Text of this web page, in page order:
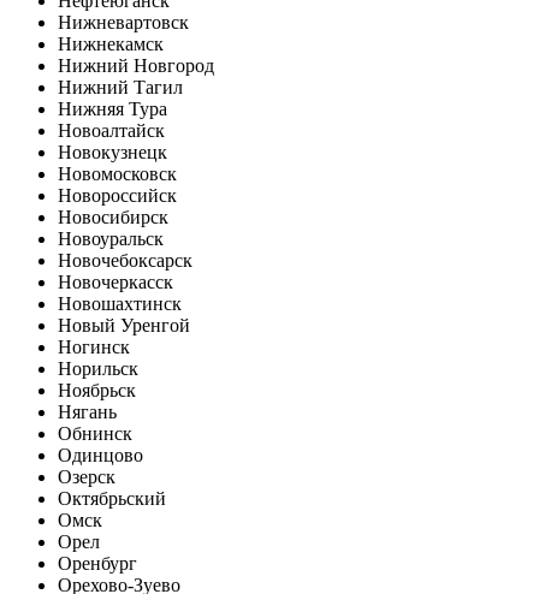
Нижневартовск
Нижнекамск
Нижний Новгород
Нижний Тагил
Нижняя Тура
Новоалтайск
Новокузнецк
Новомосковск
Новороссийск
Новосибирск
Новоуральск
Новочебоксарск
Новочеркасск
Новошахтинск
Новый Уренгой
Ногинск
Норильск
Ноябрьск
Нягань
Обнинск
Одинцово
Озерск
Октябрьский
Омск
Орел
Оренбург
Орехово-Зуево